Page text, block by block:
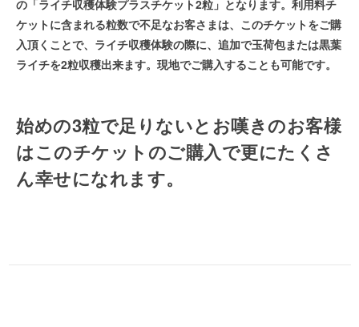
の「ライチ収穫体験プラスチケット2粒」となります。利用料チ
ケットに含まれる粒数で不足なお客さまは、このチケットをご購
入頂くことで、ライチ収穫体験の際に、追加で玉荷包または黒葉
ライチを2粒収穫出来ます。現地でご購入することも可能です。
始めの3粒で足りないとお嘆きのお客様
はこのチケットのご購入で更にたくさ
ん幸せになれます。